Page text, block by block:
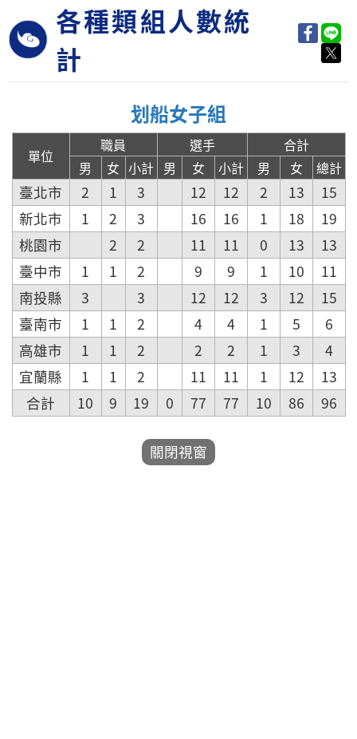
各種類組人數統
計
划船女子組
單位
職員 選手
合計
男
女 小計 男 女 小計 男 女 總計
臺北市 2 1 3 12 12 2 13
15
新北市
1 2 3 16 16 1 18
19
桃園市
2 2 11 11 0 13
13
臺中市
1 1 2 9 9 1 10
11
南投縣
3 3 12 12 3 12
15
臺南市
1 1 2 4 4 1 5
6
高雄市
1 1 2 2 2 1 3
4
宜蘭縣
1 1 2 11 11 1 12
13
合計
10 9 19 0 77 77 10 86 96